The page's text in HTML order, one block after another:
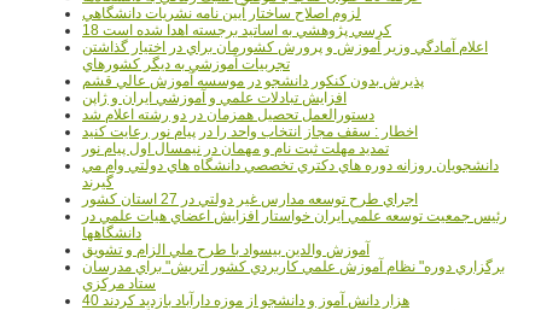
لزوم اصلاح ساختار آيين نامه نشريات دانشگاهي
18 کرسي پژوهشي به اساتيد برجسته اهدا شده است
اعلام آمادگي وزير آموزش و پرورش کشورمان براي در اختيار گذاشتن
تجربيات آموزشي به ديگر کشورهاي
پذيرش بدون کنکور دانشجو در موسسه آموزش عالي قشم
افزايش تبادلات علمي و آموزشي ايران و ژاپن
دستورالعمل تحصیل همزمان در دو رشته اعلام شد
اخطار : سقف مجاز انتخاب واحد را در پیام نور رعایت کنید
تمدید مهلت ثبت نام و مهمان در نیمسال اول پیام نور
دانشجويان روزانه دوره هاي دكتري تخصصي دانشگاه هاي دولتي وام مي
گيرند
اجراي طرح توسعه مدارس غير دولتي در 27 استان کشور
رئيس جمعيت توسعه علمي ايران خواستار افزايش اعضاي هيات علمي در
دانشگاهها
آموزش والدين بيسواد با طرح ملي الزام و تشويق
برگزاري دوره" نظام آموزش علمي كاربردي كشور اتريش" براي مدرسان
ستاد مرکزي
40 هزار دانش آموز و دانشجو از موزه دارآباد بازديد کردند